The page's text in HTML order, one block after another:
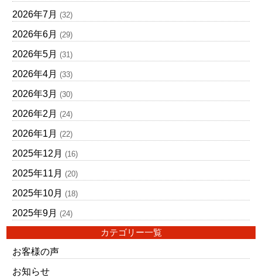
2026年7月 (32)
2026年6月 (29)
2026年5月 (31)
2026年4月 (33)
2026年3月 (30)
2026年2月 (24)
2026年1月 (22)
2025年12月 (16)
2025年11月 (20)
2025年10月 (18)
2025年9月 (24)
カテゴリー一覧
お客様の声
お知らせ